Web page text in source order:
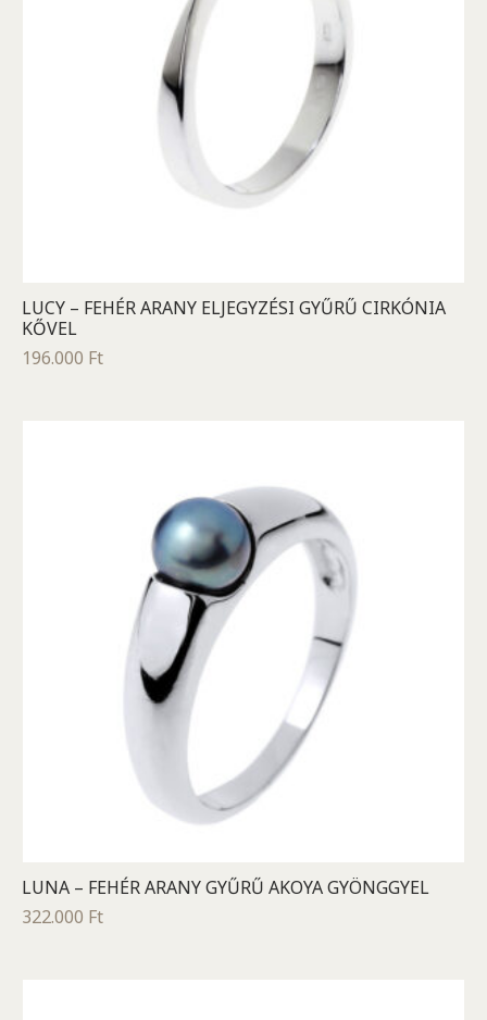
LUCY – FEHÉR ARANY ELJEGYZÉSI GYŰRŰ CIRKÓNIA
KŐVEL
196.000 Ft
LUNA – FEHÉR ARANY GYŰRŰ AKOYA GYÖNGGYEL
322.000 Ft